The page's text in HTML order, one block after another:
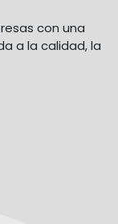
con una
a la calidad, la